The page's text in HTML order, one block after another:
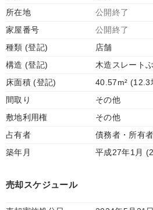
所在地
公開終了
家屋番号
公開終了
種類 (登記)
店舗
構造 (登記)
木造スレート
床面積 (登記)
40.57m² (12.3
間取り
その他
敷地利用権
その他
占有者
債務者・所有者
築年月
平成27年1月
売却スケジュール